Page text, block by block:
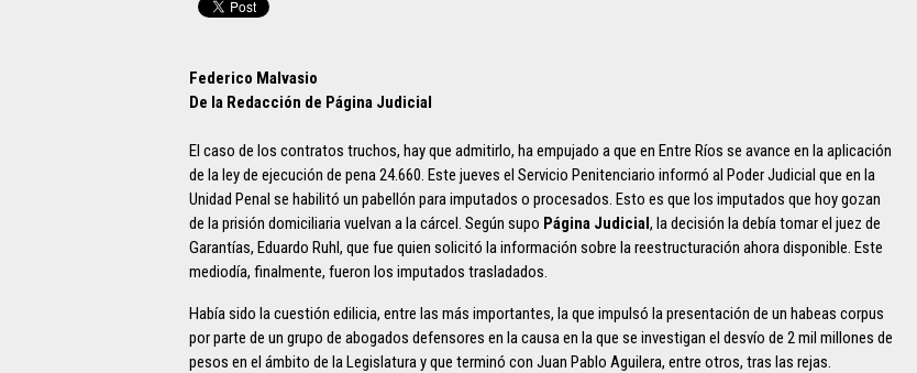
Federico Malvasio
De la Redacción de Página Judicial
El caso de los contratos truchos, hay que admitirlo, ha empujado a que en Entre Ríos se avance en la aplicación
de la ley de ejecución de pena 24.660. Este jueves el Servicio Penitenciario informó al Poder Judicial que en la
Unidad Penal se habilitó un pabellón para imputados o procesados. Esto es que los imputados que hoy gozan
de la prisión domiciliaria vuelvan a la cárcel. Según supo Página Judicial, la decisión la debía tomar el juez de
Garantías, Eduardo Ruhl, que fue quien solicitó la información sobre la reestructuración ahora disponible. Este
mediodía, finalmente, fueron los imputados trasladados.
Había sido la cuestión edilicia, entre las más importantes, la que impulsó la presentación de un habeas corpus
por parte de un grupo de abogados defensores en la causa en la que se investigan el desvío de 2 mil millones de
pesos en el ámbito de la Legislatura y que terminó con Juan Pablo Aguilera, entre otros, tras las rejas.